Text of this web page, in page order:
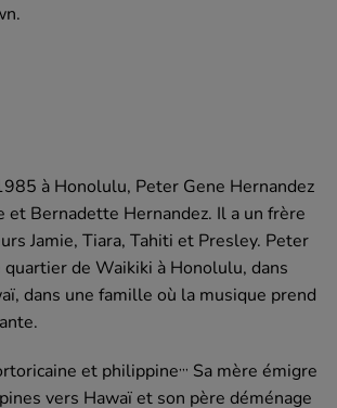
à Honolulu, Peter Gene Hernandez
et Bernadette Hernandez. Il a un frère
Jamie, Tiara, Tahiti et Presley. Peter
de Waikiki à Honolulu, dans
dans une famille où la musique prend
et philippine,,, Sa mère émigre
vers Hawaï et son père déménage